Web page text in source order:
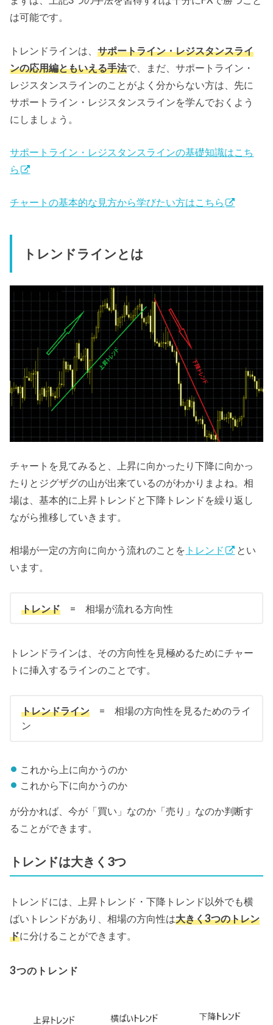
は可能です。
トレンドラインは、サポートライン・レジスタンスライ
ンの応用編ともいえる手法で、まだ、サポートライン・
レジスタンスラインのことがよく分からない方は、先に
サポートライン・レジスタンスラインを学んでおくよう
にしましょう。
サポートライン・レジスタンスラインの基礎知識はこち
ら
チャートの基本的な見方から学びたい方はこちら
トレンドラインとは
チャートを見てみると、上昇に向かったり下降に向かっ
たりとジグザグの山が出来ているのがわかりまよね。相
場は、基本的に上昇トレンドと下降トレンドを繰り返し
ながら推移していきます。
相場が一定の方向に向かう流れのことを トレンド
とい
います。
トレンド = 相場が流れる方向性
トレンドラインは、その方向性を見極めるためにチャー
トに挿入するラインのことです。
トレンドライン = 相場の方向性を見るためのライ
ン
これから上に向かうのか
これから下に向かうのか
が分かれば、今が「買い」なのか「売り」なのか判断す
ることができます。
トレンドは大きく3つ
トレンドには、上昇トレンド・下降トレンド以外でも横
ばいトレンドがあり、相場の方向性は大きく3つのトレン
ドに分けることができます。
3つのトレンド